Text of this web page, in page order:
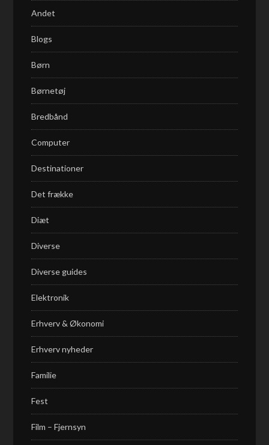
Andet
Blogs
Børn
Børnetøj
Bredbånd
Computer
Destinationer
Det frække
Diæt
Diverse
Diverse guides
Elektronik
Erhverv & Økonomi
Erhverv nyheder
Familie
Fest
Film – Fjernsyn